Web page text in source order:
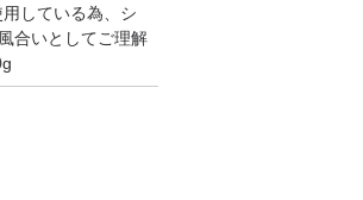
している為、シ
合いとしてご理解